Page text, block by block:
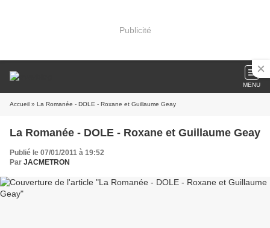
Publicité
MENU
Accueil » La Romanée - DOLE - Roxane et Guillaume Geay
La Romanée - DOLE - Roxane et Guillaume Geay
Publié le 07/01/2011 à 19:52
Par JACMETRON